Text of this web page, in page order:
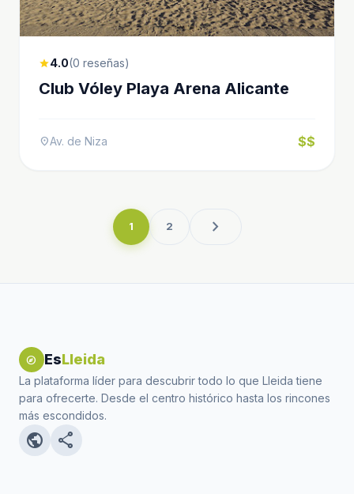
star4.0(0 reseñas)
Club Vóley Playa Arena Alicante
location_onAv. de Niza $$
1 2 chevron_right
explore EsLleida
La plataforma líder para descubrir todo lo que Lleida tiene
para ofrecerte. Desde el centro histórico hasta los rincones
más escondidos.
public share